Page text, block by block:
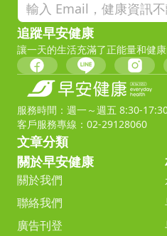
追蹤早安健康
讓一天的生活充滿了正能量和健
服務時間：週一～週五 8:30-
客戶服務專線：02-29128060
文章分類
關於早安健康
關於我們
聯絡我們
廣告刊登